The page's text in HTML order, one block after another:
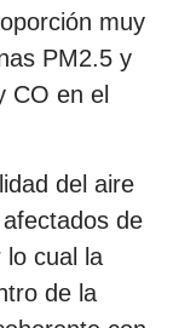
muy
PM2.5 y
CO en el
del aire
de
lo cual la
de la